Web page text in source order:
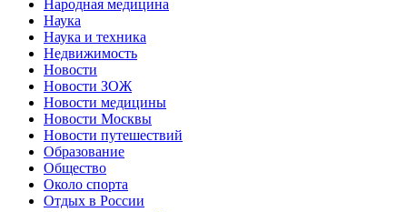
Народная медицина
Наука
Наука и техника
Недвижимость
Новости
Новости ЗОЖ
Новости медицины
Новости Москвы
Новости путешествий
Образование
Общество
Около спорта
Отдых в России